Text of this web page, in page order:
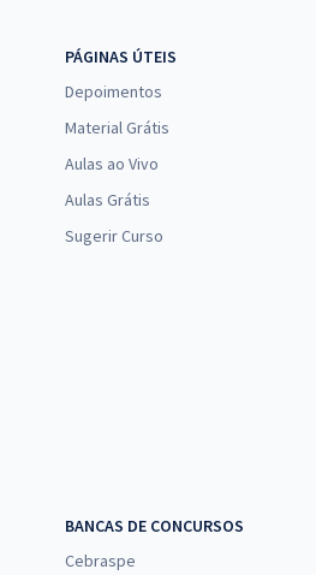
PÁGINAS ÚTEIS
Depoimentos
Material Grátis
Aulas ao Vivo
Aulas Grátis
Sugerir Curso
BANCAS DE CONCURSOS
Cebraspe